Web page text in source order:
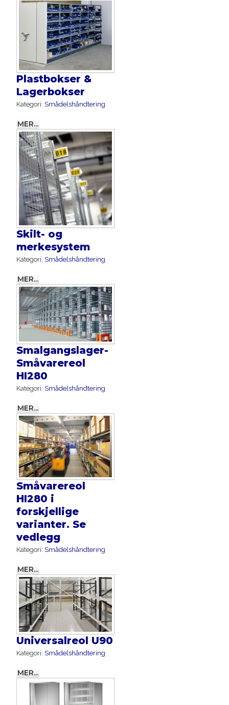
Plastbokser &
Lagerbokser
Kategori: Smådelshåndtering
MER...
Skilt- og
merkesystem
Kategori: Smådelshåndtering
MER...
Smalgangslager-
Småvarereol
HI280
Kategori: Smådelshåndtering
MER...
Småvarereol
HI280 i
forskjellige
varianter. Se
vedlegg
Kategori: Smådelshåndtering
MER...
Universalreol U90
Kategori: Smådelshåndtering
MER...